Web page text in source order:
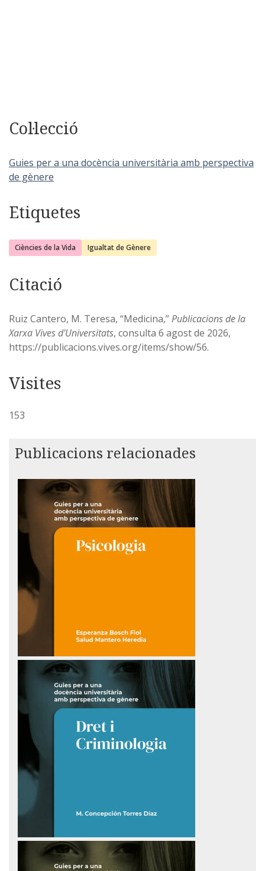
Col·lecció
Guies per a una docència universitària amb perspectiva
de gènere
Etiquetes
Ciències de la Vida Igualtat de Gènere
Citació
Ruiz Cantero, M. Teresa, “Medicina,”Publicacions de la
Xarxa Vives d'Universitats, consulta 6 agost de 2026,
https://publicacions.vives.org/items/show/56.
153